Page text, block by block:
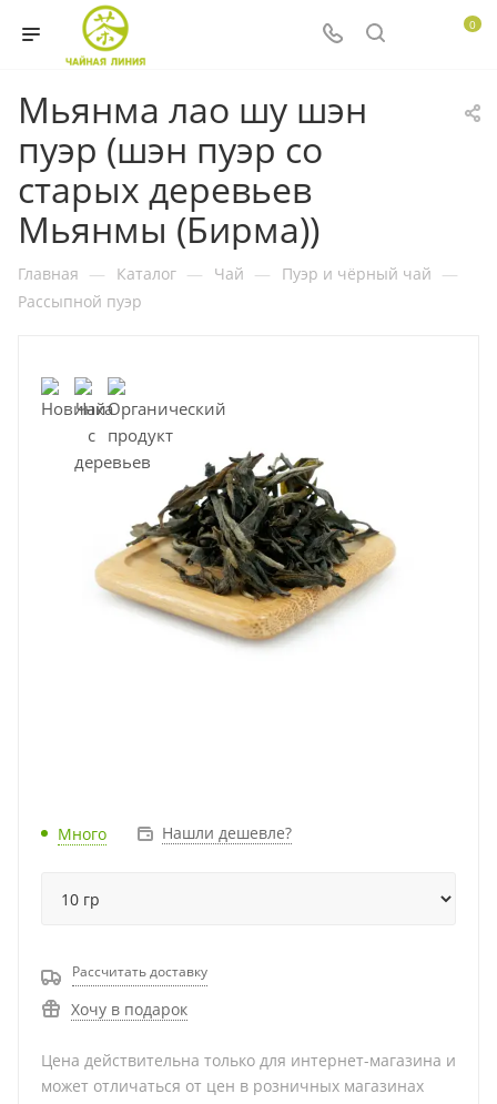
0
Мьянма лао шу шэн
пуэр (шэн пуэр со
старых деревьев
Мьянмы (Бирма))
Главная — Каталог — Чай — Пуэр и чёрный чай —
Рассыпной пуэр
Много Нашли дешевле?
Рассчитать доставку
Хочу в подарок
Цена действительна только для интернет-магазина и
может отличаться от цен в розничных магазинах